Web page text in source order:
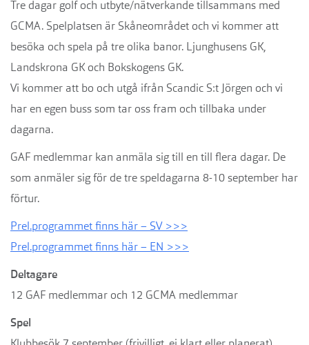
Tre dagar golf och utbyte/nätverkande tillsammans med
GCMA. Spelplatsen är Skåneområdet och vi kommer att
besöka och spela på tre olika banor. Ljunghusens GK,
Landskrona GK och Bokskogens GK.
Vi kommer att bo och utgå ifrån Scandic S:t Jörgen och vi
har en egen buss som tar oss fram och tillbaka under
dagarna.
GAF medlemmar kan anmäla sig till en till flera dagar. De
som anmäler sig för de tre speldagarna 8-10 september har
förtur.
Prel.programmet finns här – SV >>>
Prel.programmet finns här – EN >>>
Deltagare
12 GAF medlemmar och 12 GCMA medlemmar
Spel